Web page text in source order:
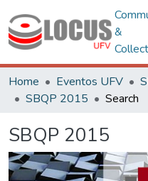
&
Home Eventos UFV
SBQP 2015
Search
SBQP 2015